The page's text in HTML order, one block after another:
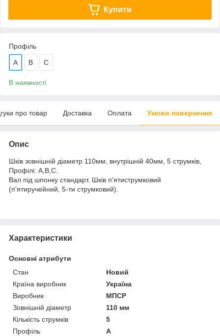
Купити
Профіль
А В С
В наявності
про товар Доставка Оплата Умови повернення
Опис
Шків зовнішній діаметр 110мм, внутрішній 40мм, 5 струмків,
Профілі: А,В,С.
Вал під шпонку стандарт. Шків п'ятиструмковий
(п'ятиручейний, 5-ти струмковий).
Характеристики
Основні атрибути
Стан
Новий
Країна виробник
Україна
Виробник
МПСР
Зовнішній діаметр
110 мм
Кількість струмків
5
Профіль
А